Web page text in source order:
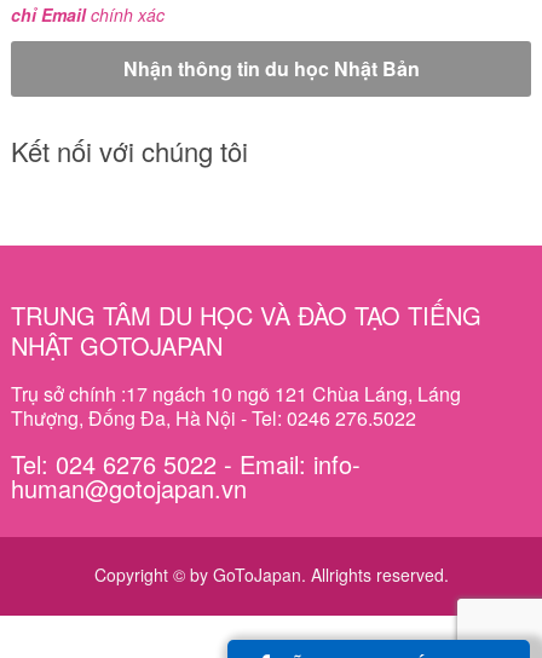
chỉ Emailchính xác
Kết nối với chúng tôi
TRUNG TÂM DU HỌC VÀ ĐÀO TẠO TIẾNG
NHẬT GOTOJAPAN
Trụ sở chính :17 ngách 10 ngõ 121 Chùa Láng, Láng
Thượng, Đống Đa, Hà Nội - Tel: 0246 276.5022
Tel: 024 6276 5022 - Email: info-
human@gotojapan.vn
Copyright © by GoToJapan. Allrights reserved.